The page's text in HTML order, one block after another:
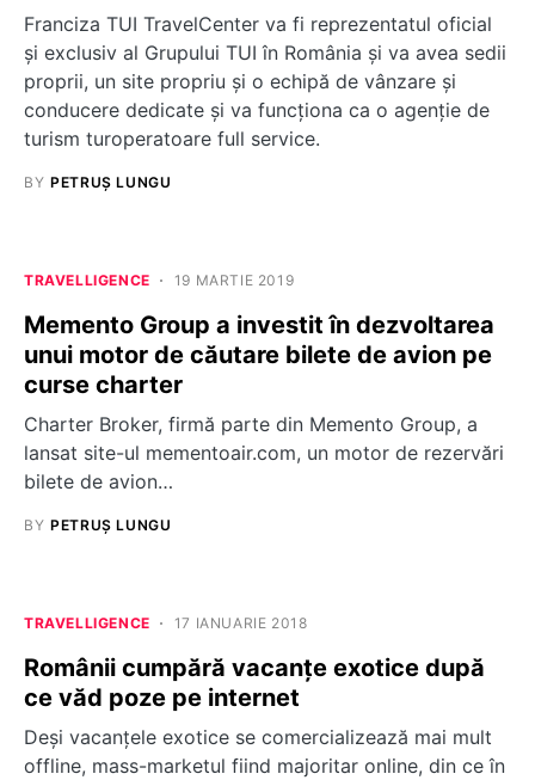
Franciza TUI TravelCenter va fi reprezentatul oficial
și exclusiv al Grupului TUI în România și va avea sedii
proprii, un site propriu și o echipă de vânzare și
conducere dedicate și va funcționa ca o agenție de
turism turoperatoare full service.
BY PETRUȘ LUNGU
TRAVELLIGENCE 19 MARTIE 2019
Memento Group a investit în dezvoltarea
unui motor de căutare bilete de avion pe
curse charter
Charter Broker, firmă parte din Memento Group, a
lansat site-ul mementoair.com, un motor de rezervări
bilete de avion…
BY PETRUȘ LUNGU
TRAVELLIGENCE 17 IANUARIE 2018
Românii cumpără vacanţe exotice după
ce văd poze pe internet
Deși vacanțele exotice se comercializează mai mult
offline, mass-marketul fiind majoritar online, din ce în